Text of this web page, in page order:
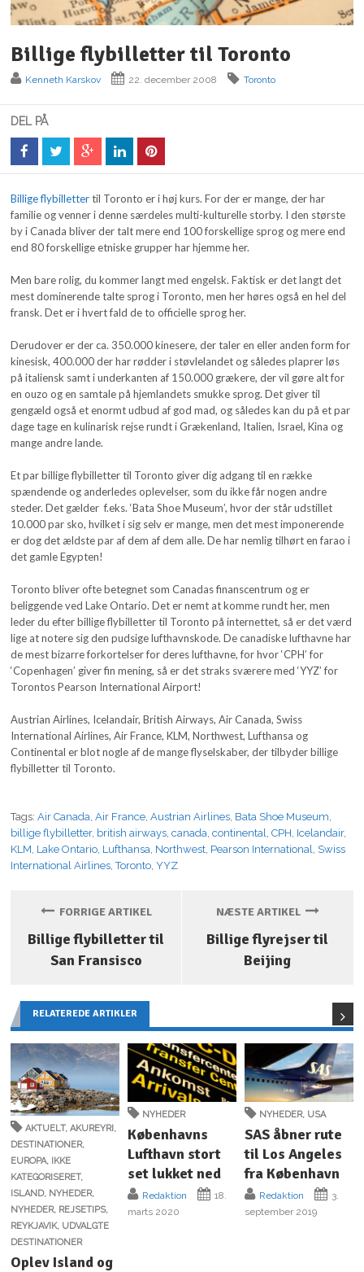
Billige flybilletter til Toronto
Kenneth Karskov 22. december 2008 Toronto
DEL PÅ
Billige flybillettertil Toronto er i høj kurs. For der er mange, der har
familie og venner i denne særdeles multi-kulturelle storby. I den største
by i Canada bliver der talt mere end 100 forskellige sprog og mere end
end 80 forskellige etniske grupper har hjemme her.
Men bare rolig, du kommer langt med engelsk. Faktisk er det langt det
mest dominerende talte sprog i Toronto, men her høres også en hel del
fransk. Det er i hvert fald de to officielle sprog her.
Derudover er der ca. 350.000 kinesere, der taler en eller anden form for
kinesisk, 400.000 der har rødder i støvlelandet og således plaprer løs
på italiensk samt i underkanten af 150.000 grækere, der vil gøre alt for
en ouzo og en samtale på hjemlandets smukke sprog. Det giver til
gengæld også et enormt udbud af god mad, og således kan du på et par
dage tage en kulinarisk rejse rundt i Grækenland, Italien, Israel, Kina og
mange andre lande.
Et par billige flybilletter til Toronto giver dig adgang til en række
spændende og anderledes oplevelser, som du ikke får nogen andre
steder. Det gælder f.eks. ‘Bata Shoe Museum’, hvor der står udstillet
10.000 par sko, hvilket i sig selv er mange, men det mest imponerende
er dog det ældste par af dem af dem alle. De har nemlig tilhørt en farao i
det gamle Egypten!
Toronto bliver ofte betegnet som Canadas finanscentrum og er
beliggende ved Lake Ontario. Det er nemt at komme rundt her, men
leder du efter billige flybilletter til Toronto på internettet, så er det værd
lige at notere sig den pudsige lufthavnskode. De canadiske lufthavne har
de mest bizarre forkortelser for deres lufthavne, for hvor ‘CPH’ for
‘Copenhagen’ giver fin mening, så er det straks sværere med ‘YYZ’ for
Torontos Pearson International Airport!
Austrian Airlines, Icelandair, British Airways, Air Canada, Swiss
International Airlines, Air France, KLM, Northwest, Lufthansa og
Continental er blot nogle af de mange flyselskaber, der tilbyder billige
flybilletter til Toronto.
Tags:Air Canada,Air France,Austrian Airlines, Bata Shoe Museum,
billige flybilletter, british airways,canada,continental,CPH, Icelandair,
KLM, Lake Ontario, Lufthansa, Northwest, Pearson International, Swiss
International Airlines,Toronto,YYZ
FORRIGE ARTIKEL
Billige flybilletter til
San Fransisco
NÆSTE ARTIKEL
Billige flyrejser til
Beijing
RELATEREDE ARTIKLER
AKTUELT,AKUREYRI,
DESTINATIONER,
EUROPA, IKKE
KATEGORISERET,
ISLAND, NYHEDER,
NYHEDER, REJSETIPS,
REYKJAVIK, UDVALGTE
DESTINATIONER
Oplev Island og
NYHEDER
Københavns
Lufthavn stort
set lukket ned
Redaktion
18.
marts 2020
NYHEDER, USA
SAS åbner rute
til Los Angeles
fra København
Redaktion
3.
september 2019